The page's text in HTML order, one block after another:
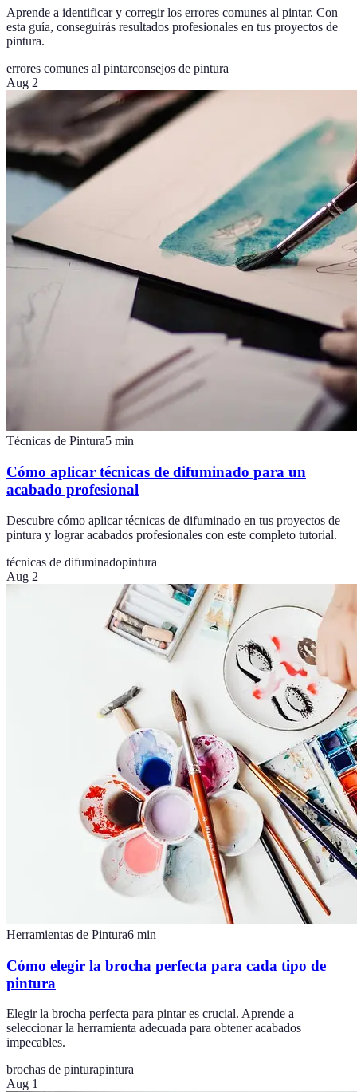
Aprende a identificar y corregir los errores comunes al pintar. Con
esta guía, conseguirás resultados profesionales en tus proyectos de
pintura.
errores comunes al pintarconsejos de pintura
Aug 2
Técnicas de Pintura5 min
Cómo aplicar técnicas de difuminado para un
acabado profesional
Descubre cómo aplicar técnicas de difuminado en tus proyectos de
pintura y lograr acabados profesionales con este completo tutorial.
técnicas de difuminadopintura
Aug 2
Herramientas de Pintura6 min
Cómo elegir la brocha perfecta para cada tipo de
pintura
Elegir la brocha perfecta para pintar es crucial. Aprende a
seleccionar la herramienta adecuada para obtener acabados
impecables.
brochas de pinturapintura
Aug 1